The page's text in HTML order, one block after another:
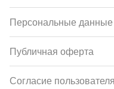
Персональные данные
Публичная оферта
Согласие пользователя